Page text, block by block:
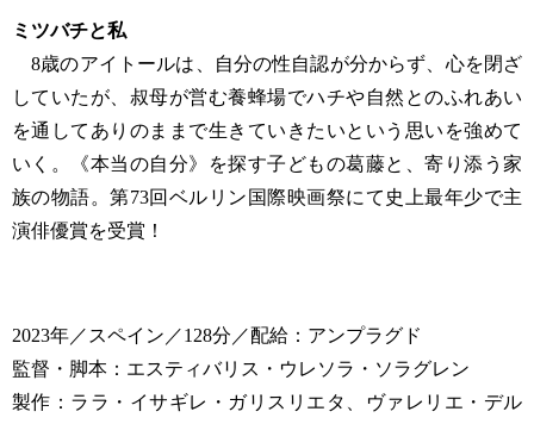
ミツバチと私
8歳のアイトールは、自分の性自認が分からず、心を閉ざ
していたが、叔母が営む養蜂場でハチや自然とのふれあい
を通してありのままで生きていきたいという思いを強めて
いく。《本当の自分》を探す子どもの葛藤と、寄り添う家
族の物語。第73回ベルリン国際映画祭にて史上最年少で主
演俳優賞を受賞！
2023年／スペイン／128分／配給：アンプラグド
監督・脚本：エスティバリス・ウレソラ・ソラグレン
製作：ララ・イサギレ・ガリスリエタ、ヴァレリエ・デル